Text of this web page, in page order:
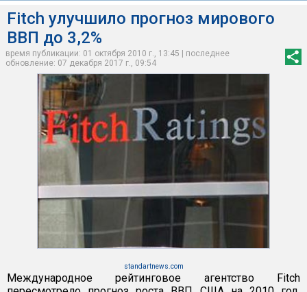
Fitch улучшило прогноз мирового
ВВП до 3,2%
время публикации: 01 октября 2010 г., 13:45 | последнее
обновление: 07 декабря 2017 г., 09:54
standartnews.com
Международное рейтинговое агентство Fitch